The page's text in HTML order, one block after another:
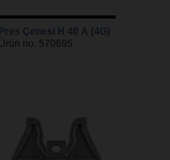
Pres Çenesi H 40 A (4G)
Ürün no. 570695